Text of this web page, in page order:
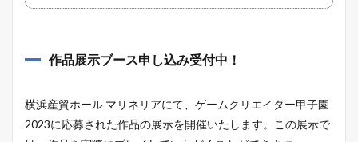
作品展示ブース申し込み受付中！
横浜産貿ホール マリネリアにて、ゲームクリエイター甲子園
2023に応募された作品の展示を開催いたします。この展示で